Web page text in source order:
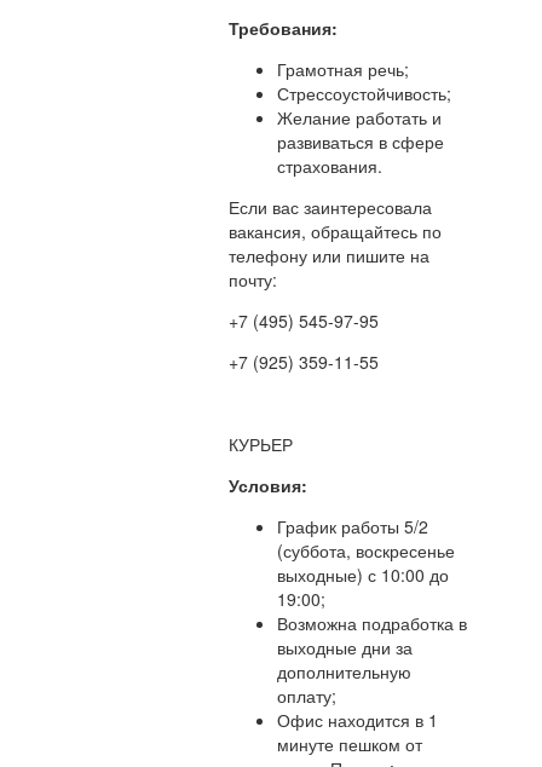
Требования:
Грамотная речь;
Стрессоустойчивость;
Желание работать и
развиваться в сфере
страхования.
Если вас заинтересовала
вакансия, обращайтесь по
телефону или пишите на
почту:
+7 (495) 545-97-95
+7 (925) 359-11-55
КУРЬЕР
Условия:
График работы 5/2
(суббота, воскресенье
выходные) с 10:00 до
19:00;
Возможна подработка в
выходные дни за
дополнительную
оплату;
Офис находится в 1
минуте пешком от